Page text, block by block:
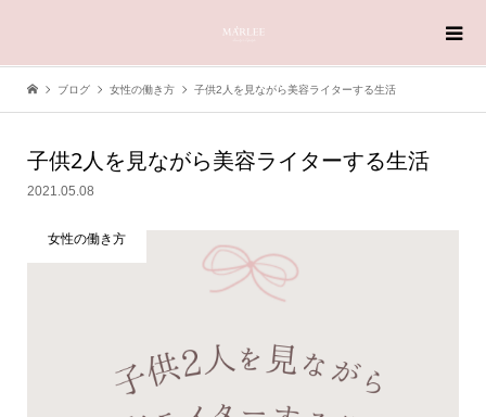
ブログ 女性の働き方 子供2人を見ながら美容ライターする生活
子供2人を見ながら美容ライターする生活
2021.05.08
女性の働き方